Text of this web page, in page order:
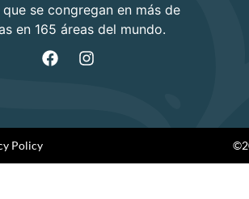
se congregan en más de
en 165 áreas del mundo.
Policy